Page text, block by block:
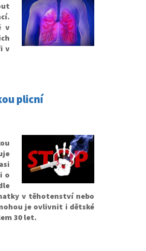
v
v
plicní
o
v těhotenství nebo
je ovlivnit i dětské
30 let.